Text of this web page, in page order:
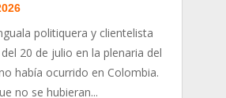
politiquera y clientelista
20 de julio en la plenaria del
había ocurrido en Colombia.
no se hubieran...